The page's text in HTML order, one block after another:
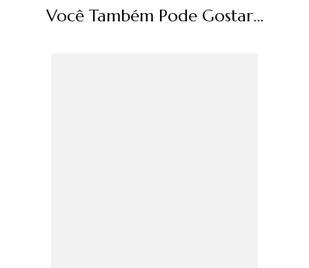
Você Também Pode Gostar...